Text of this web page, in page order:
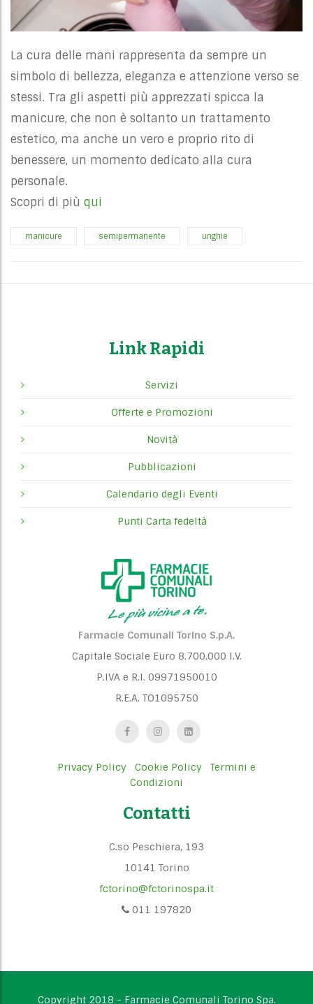
La cura delle mani rappresenta da sempre un
simbolo di bellezza, eleganza e attenzione verso se
stessi. Tra gli aspetti più apprezzati spicca la
manicure, che non è soltanto un trattamento
estetico, ma anche un vero e proprio rito di
benessere, un momento dedicato alla cura
personale.
Scopri di più qui
manicure semipermanente unghie
Link Rapidi
Servizi
Offerte e Promozioni
Novità
Pubblicazioni
Calendario degli Eventi
Punti Carta fedeltà
Farmacie Comunali Torino S.p.A.
Capitale Sociale Euro 8.700.000 I.V.
P.IVA e R.I. 09971950010
R.E.A. TO1095750
Privacy Policy Cookie Policy
Termini e
Condizioni
Contatti
C.so Peschiera, 193
10141 Torino
fctorino@fctorinospa.it
011 197820
Copyright 2018 - Farmacie Comunali Torino Spa.